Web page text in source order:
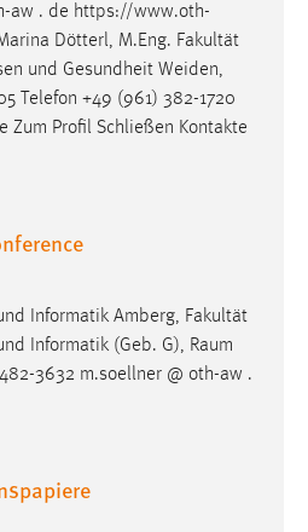
aw . de https://www.oth-
Dötterl, M.Eng. Fakultät
und Gesundheit Weiden,
Telefon +49 (961) 382-1720
Zum Profil Schließen Kontakte
Informatik Amberg, Fakultät
Informatik (Geb. G), Raum
3632 m.soellner @ oth-aw .
Besucher über Websites